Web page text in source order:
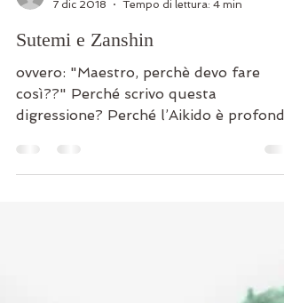
7 dic 2018
Tempo di lettura: 4 min
Sutemi e Zanshin
ovvero: "Maestro, perchè devo fare
così??" Perché scrivo questa
digressione? Perché l’Aikido è